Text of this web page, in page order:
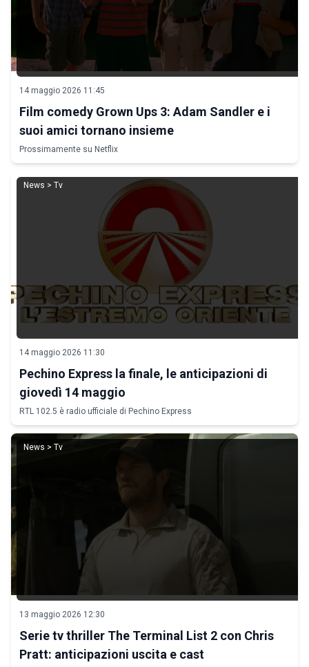
14 maggio 2026 11:45
Film comedy Grown Ups 3: Adam Sandler e i
suoi amici tornano insieme
Prossimamente su Netflix
News > Tv
14 maggio 2026 11:30
Pechino Express la finale, le anticipazioni di
giovedì 14 maggio
RTL 102.5 è radio ufficiale di Pechino Express
News > Tv
13 maggio 2026 12:30
Serie tv thriller The Terminal List 2 con Chris
Pratt: anticipazioni uscita e cast